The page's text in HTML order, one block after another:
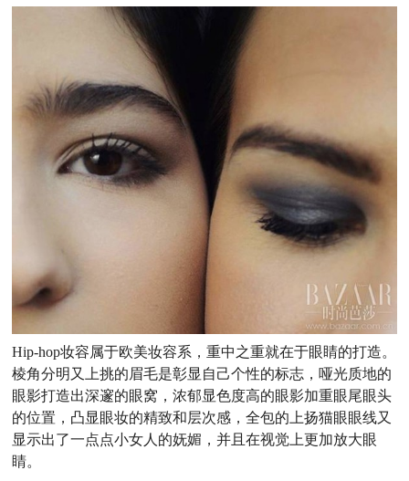
Hip-hop妆容属于欧美妆容系，重中之重就在于眼睛的打造。
棱角分明又上挑的眉毛是彰显自己个性的标志，哑光质地的
眼影打造出深邃的眼窝，浓郁显色度高的眼影加重眼尾眼头
的位置，凸显眼妆的精致和层次感，全包的上扬猫眼眼线又
显示出了一点点小女人的妩媚，并且在视觉上更加放大眼
睛。